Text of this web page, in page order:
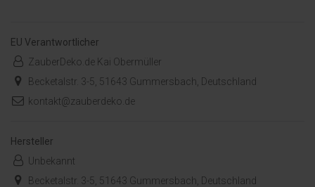
EU Verantwortlicher
ZauberDeko.de Kai Obermüller
Becketalstr. 3-5, 51643 Gummersbach, Deutschland
kontakt@zauberdeko.de
Hersteller
Unbekannt
Becketalstr. 3-5, 51643 Gummersbach, Deutschland